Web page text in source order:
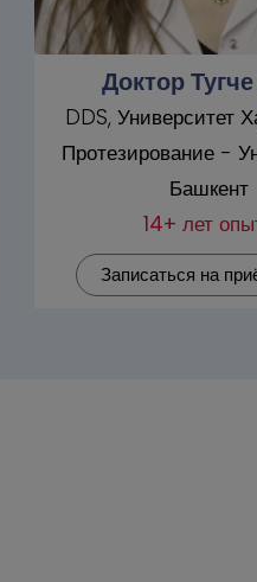
Доктор
DDS, Университет
Протезирование -
Башкент
14+ лет
Записаться на